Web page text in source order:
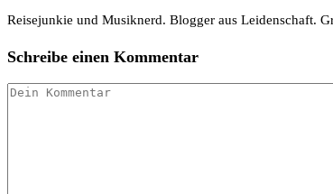
Reisejunkie und Musiknerd. Blogger aus Leidenschaft.
Schreibe einen Kommentar